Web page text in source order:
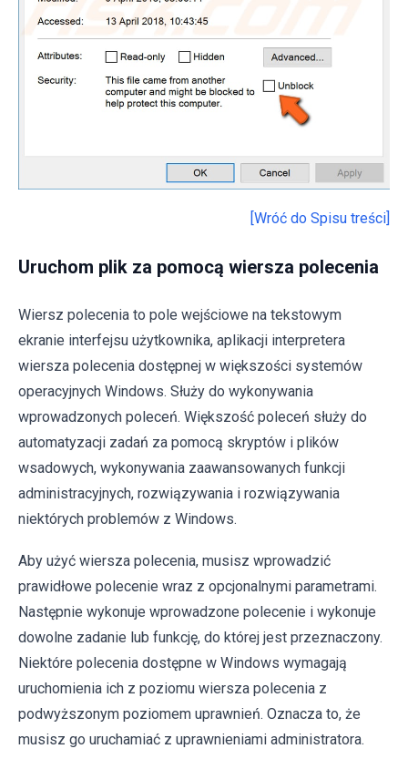
[Wróć do Spisu treści]
Uruchom plik za pomocą wiersza polecenia
Wiersz polecenia to pole wejściowe na tekstowym
ekranie interfejsu użytkownika, aplikacji interpretera
wiersza polecenia dostępnej w większości systemów
operacyjnych Windows. Służy do wykonywania
wprowadzonych poleceń. Większość poleceń służy do
automatyzacji zadań za pomocą skryptów i plików
wsadowych, wykonywania zaawansowanych funkcji
administracyjnych, rozwiązywania i rozwiązywania
niektórych problemów z Windows.
Aby użyć wiersza polecenia, musisz wprowadzić
prawidłowe polecenie wraz z opcjonalnymi parametrami.
Następnie wykonuje wprowadzone polecenie i wykonuje
dowolne zadanie lub funkcję, do której jest przeznaczony.
Niektóre polecenia dostępne w Windows wymagają
uruchomienia ich z poziomu wiersza polecenia z
podwyższonym poziomem uprawnień. Oznacza to, że
musisz go uruchamiać z uprawnieniami administratora.